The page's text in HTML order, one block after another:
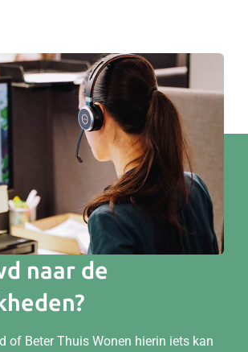
naar de
of Beter Thuis Wonen hierin iets kan